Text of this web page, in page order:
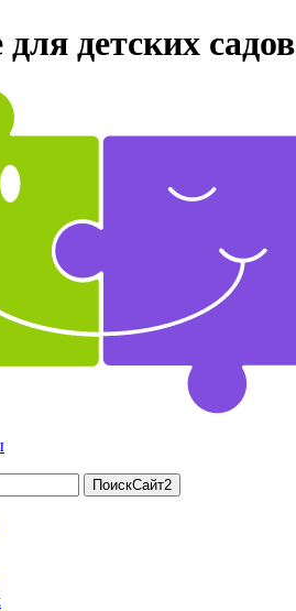
детских садов
ПоискСайт2